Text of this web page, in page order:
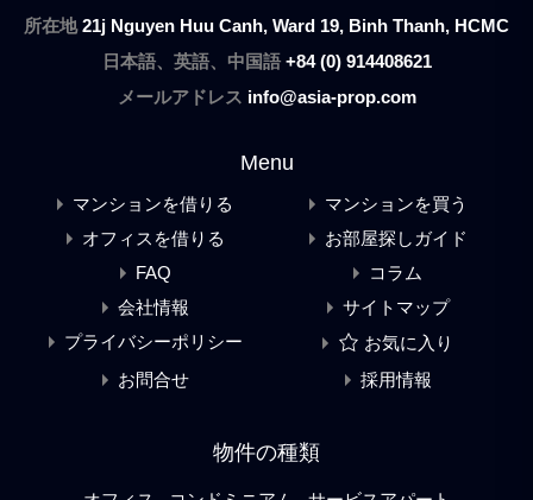
所在地21j Nguyen Huu Canh, Ward 19, Binh Thanh, HCMC
日本語、英語、中国語 +84 (0) 914408621
メールアドレス info@asia-prop.com
Menu
マンションを借りる
マンションを買う
オフィスを借りる
お部屋探しガイド
FAQ
コラム
会社情報
サイトマップ
プライバシーポリシー
お気に入り
お問合せ
採用情報
物件の種類